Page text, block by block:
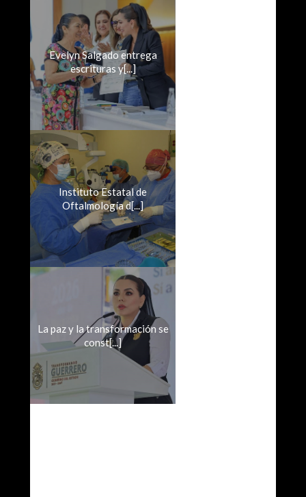
Evelyn Salgado entrega
escrituras y[...]
Instituto Estatal de
Oftalmología d[...]
La paz y la transformación se
const[...]